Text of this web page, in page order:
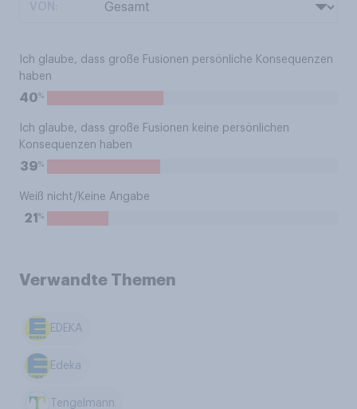
Ich glaube, dass große Fusionen persönliche Konsequenzen
haben
40%
Ich glaube, dass große Fusionen keine persönlichen
Konsequenzen haben
39%
Weiß nicht/Keine Angabe
21 %
Verwandte Themen
EDEKA
Edeka
Tengelmann